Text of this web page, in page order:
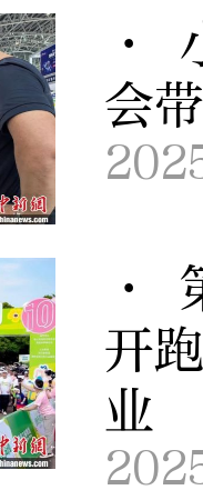
·
会
·
开
业